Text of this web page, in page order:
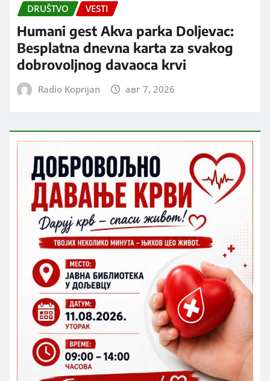
DRUŠTVO VESTI
Humani gest Akva parka Doljevac:
Besplatna dnevna karta za svakog
dobrovoljnog davaoca krvi
Radio Koprijan авг 7, 2026